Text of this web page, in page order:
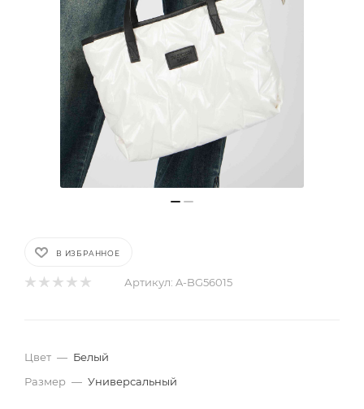
В ИЗБРАННОЕ
Артикул: A-BG56015
Цвет — Белый
Размер — Универсальный